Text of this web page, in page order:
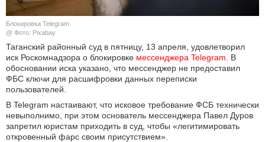
СПОРТ
АВТО И МОТО
ЭГОИЗМ
Блокировка Telegram
@ Фото: Pixabay
Таганский районный суд в пятницу, 13 апреля, удовлетворил
иск Роскомнадзора о блокировке мессенджера Telegram . В
обосновании иска указано, что мессенджер не предоставил
ФБС ключи для расшифровки данных переписки
пользователей.
В Telegram настаивают, что исковое требование ФСБ технически
невыполнимо, при этом основатель мессенджера Павел Дуров
запретил юристам приходить в суд, чтобы «легитимировать
откровенный фарс своим присутствием».